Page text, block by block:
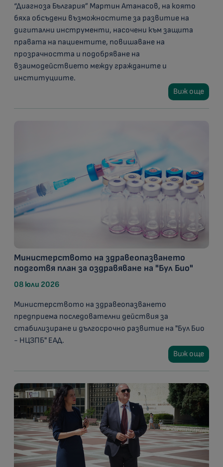
“Диагноза България” Мартин Атанасов, на която
бяха обсъдени възможностите за развитие на
дигитални инструменти, насочени към защита
правата на пациентите, повишаване на
прозрачността и подобряване на
взаимодействието между гражданите и
институциите.
Виж още
Министерството на здравеопазването
подготвя план за оздравяване на "Бул Био"
08 юли 2026
Министерството на здравеопазването
предприема последователни действия за
стабилизиране и дългосрочно развитие на "Бул Био
- НЦЗПБ" ЕАД.
Виж още